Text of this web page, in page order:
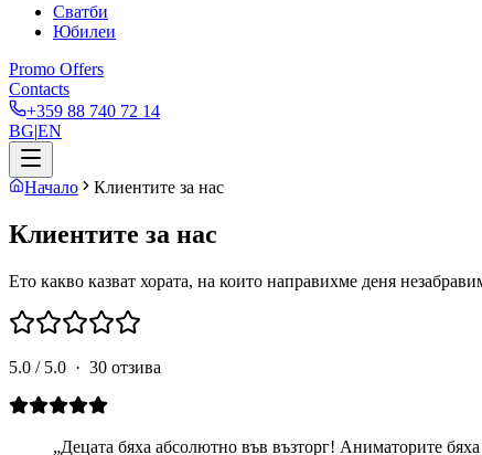
Сватби
Юбилеи
Promo Offers
Contacts
+359 88 740 72 14
BG|EN
Начало Клиентите за нас
Клиентите за нас
Ето какво казват хората, на които направихме деня
5.0 / 5.0 · 30 отзива
„Децата бяха абсолютно във възторг! Аниматорите